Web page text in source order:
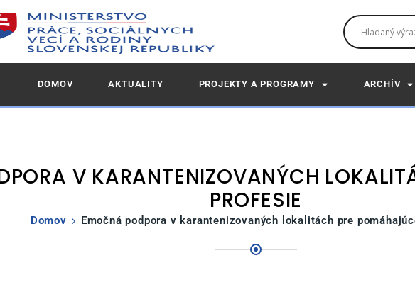
DOMOV AKTUALITY PROJEKTY A PROGRAMY ARCHÍV
V KARANTENIZOVANÝCH
PROFESIE
Domov Emočná podpora v karantenizovaných lokalitách pre